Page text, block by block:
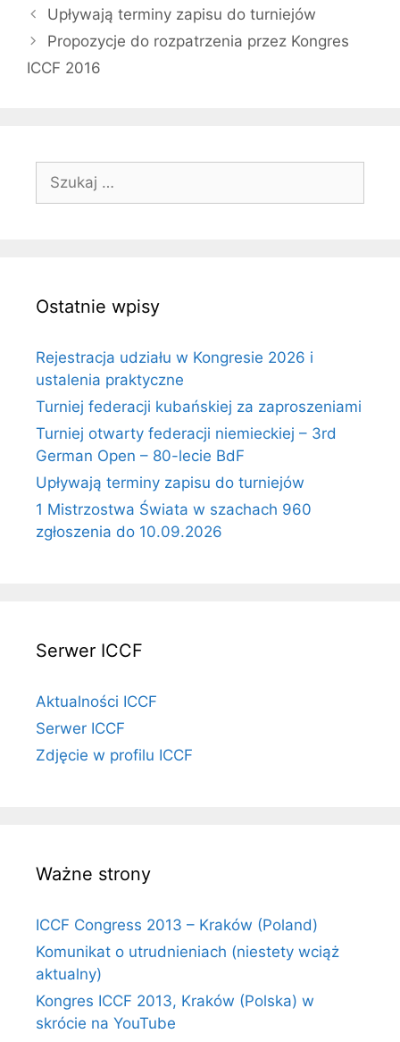
Upływają terminy zapisu do turniejów
Propozycje do rozpatrzenia przez Kongres
ICCF 2016
Szukaj:
Ostatnie wpisy
Rejestracja udziału w Kongresie 2026 i
ustalenia praktyczne
Turniej federacji kubańskiej za zaproszeniami
Turniej otwarty federacji niemieckiej – 3rd
German Open – 80-lecie BdF
Upływają terminy zapisu do turniejów
1 Mistrzostwa Świata w szachach 960
zgłoszenia do 10.09.2026
Serwer ICCF
Aktualności ICCF
Serwer ICCF
Zdjęcie w profilu ICCF
Ważne strony
ICCF Congress 2013 – Kraków (Poland)
Komunikat o utrudnieniach (niestety wciąż
aktualny)
Kongres ICCF 2013, Kraków (Polska) w
skrócie na YouTube